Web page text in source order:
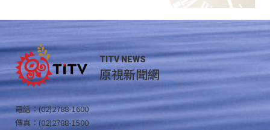
TITV NEWS
原視新聞網
電話：(02)2788-1600
傳真：(02)2788-1500